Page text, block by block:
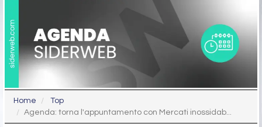
Home
Top
Agenda: torna l'appuntamento con Mercati inossidab...